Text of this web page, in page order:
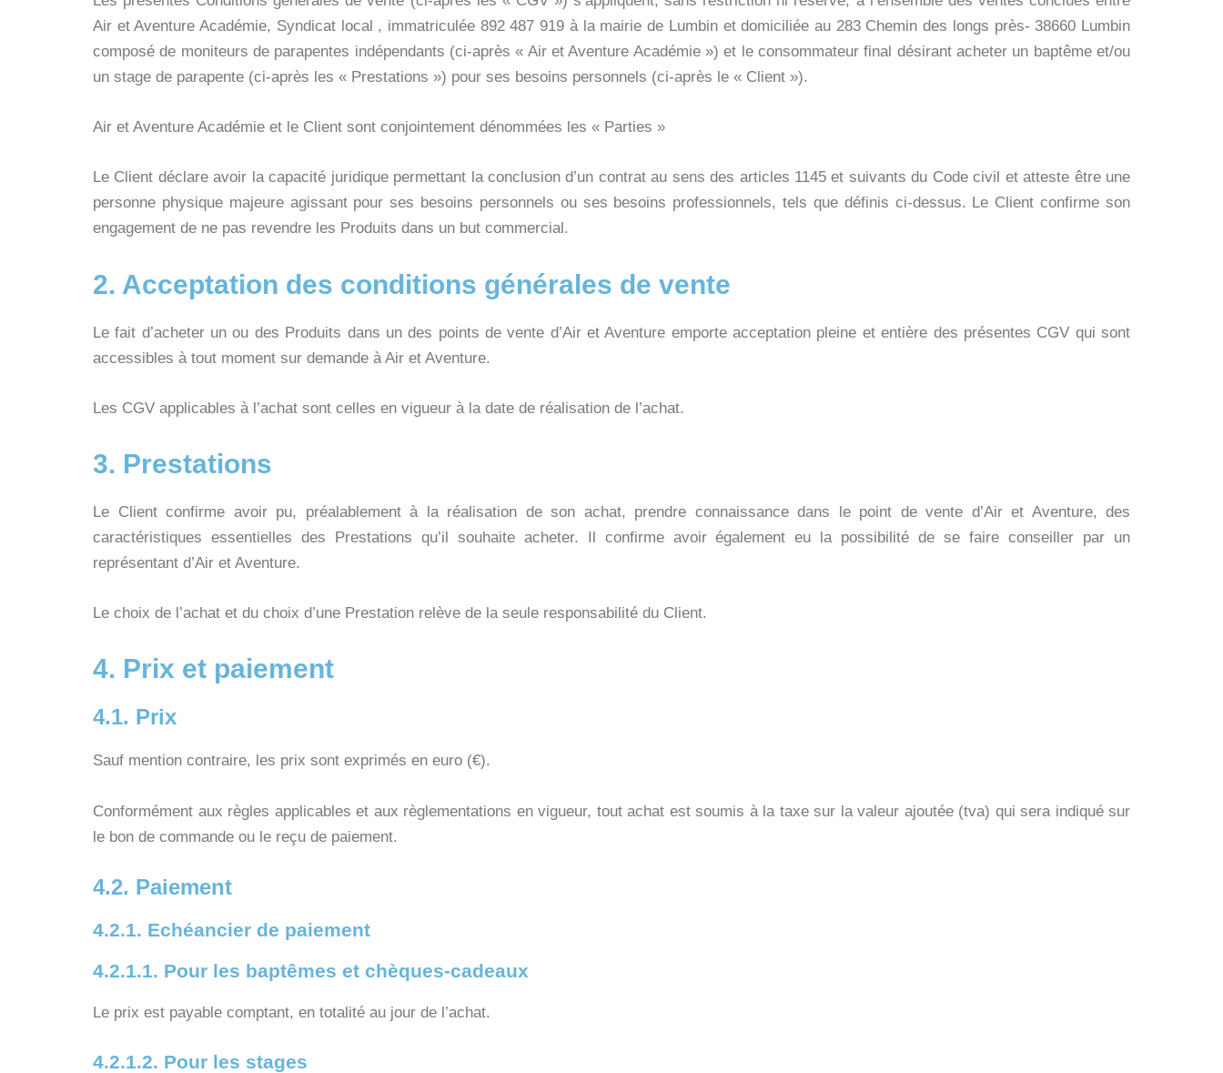
Air et Aventure Académie, Syndicat local , immatriculée 892 487 919 à la mairie de Lumbin et domiciliée au 283 Chemin des longs près- 38660 Lumbin
composé de moniteurs de parapentes indépendants (ci-après « Air et Aventure Académie ») et le consommateur final désirant acheter un baptême et/ou
un stage de parapente (ci-après les « Prestations ») pour ses besoins personnels (ci-après le « Client »).
Air et Aventure Académie et le Client sont conjointement dénommées les « Parties »
Le Client déclare avoir la capacité juridique permettant la conclusion d’un contrat au sens des articles 1145 et suivants du Code civil et atteste être une
personne physique majeure agissant pour ses besoins personnels ou ses besoins professionnels, tels que définis ci-dessus. Le Client confirme son
engagement de ne pas revendre les Produits dans un but commercial.
2. Acceptation des conditions générales de vente
Le fait d’acheter un ou des Produits dans un des points de vente d’Air et Aventure emporte acceptation pleine et entière des présentes CGV qui sont
accessibles à tout moment sur demande à Air et Aventure.
Les CGV applicables à l’achat sont celles en vigueur à la date de réalisation de l’achat.
3. Prestations
Le Client confirme avoir pu, préalablement à la réalisation de son achat, prendre connaissance dans le point de vente d’Air et Aventure, des
caractéristiques essentielles des Prestations qu’il souhaite acheter. Il confirme avoir également eu la possibilité de se faire conseiller par un
représentant d’Air et Aventure.
Le choix de l’achat et du choix d’une Prestation relève de la seule responsabilité du Client.
4. Prix et paiement
4.1. Prix
Sauf mention contraire, les prix sont exprimés en euro (€).
Conformément aux règles applicables et aux règlementations en vigueur, tout achat est soumis à la taxe sur la valeur ajoutée (tva) qui sera indiqué sur
le bon de commande ou le reçu de paiement.
4.2. Paiement
4.2.1. Echéancier de paiement
4.2.1.1. Pour les baptêmes et chèques-cadeaux
Le prix est payable comptant, en totalité au jour de l’achat.
4.2.1.2. Pour les stages